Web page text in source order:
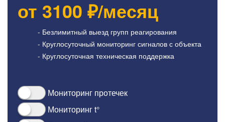
от 3100 ₽/месяц
- Безлимитный выезд групп реагирования
- Круглосуточный мониторинг сигналов с объекта
- Круглосуточная техническая поддержка
Мониторинг протечек
Мониторинг t°